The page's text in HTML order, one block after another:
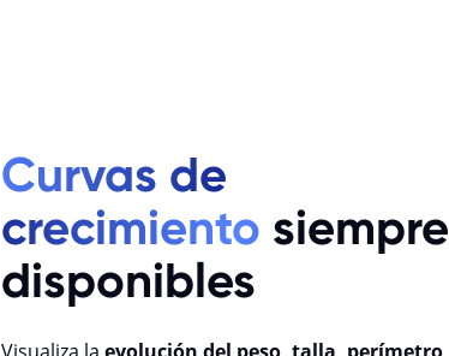
Curvas de
crecimiento siempre
disponibles